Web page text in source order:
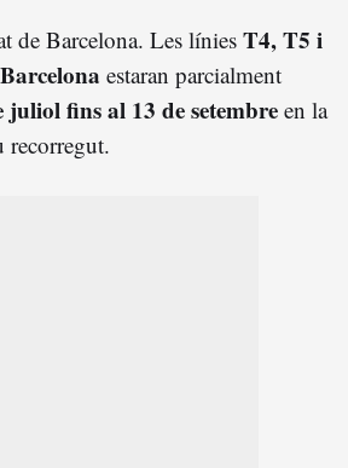
de Barcelona. Les línies T4, T5 i
estaran parcialment
juliol fins al 13 de setembre en la
recorregut.